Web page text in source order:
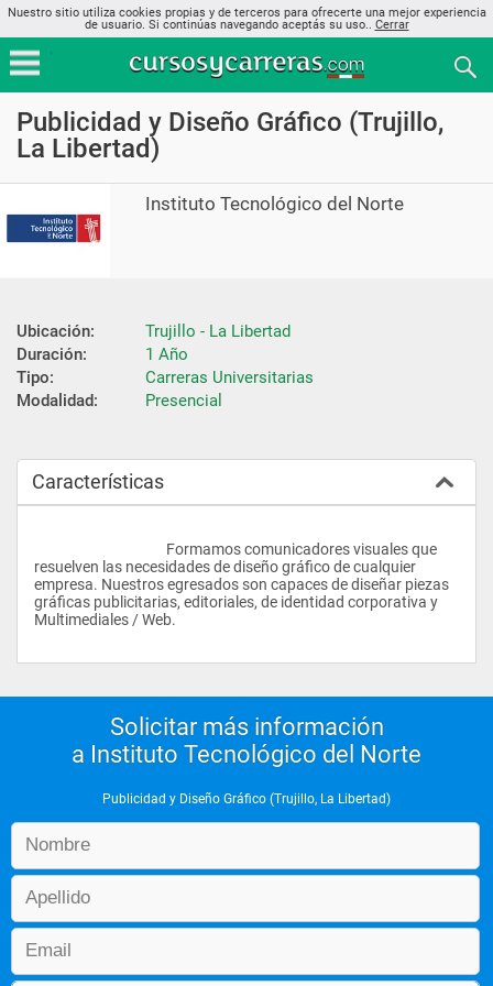
Nuestro sitio utiliza cookies propias y de terceros para ofrecerte una mejor experiencia
de usuario. Si continúas navegando aceptás su uso.. Cerrar
Publicidad y Diseño Gráfico (Trujillo,
La Libertad)
Instituto Tecnológico del Norte
Ubicación:
Trujillo - La Libertad
Duración:
1 Año
Tipo:
Carreras Universitarias
Modalidad:
Presencial
Características
resuelven las necesidades de diseño gráfico de cualquier
empresa. Nuestros egresados son capaces de diseñar piezas
gráficas publicitarias, editoriales, de identidad corporativa y
Multimediales / Web.
Solicitar más información
a Instituto Tecnológico del Norte
Publicidad y Diseño Gráfico (Trujillo, La Libertad)